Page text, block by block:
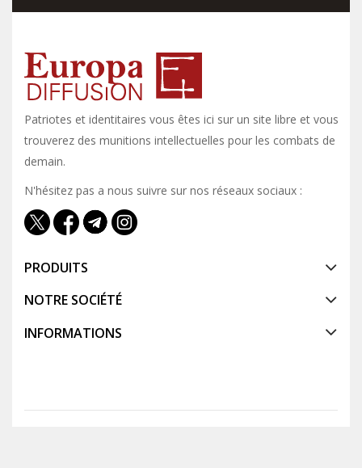
Patriotes et identitaires vous êtes ici sur un site libre et vous y
trouverez des munitions intellectuelles pour les combats de
demain.
N'hésitez pas a nous suivre sur nos réseaux sociaux :
PRODUITS
NOTRE SOCIÉTÉ
INFORMATIONS